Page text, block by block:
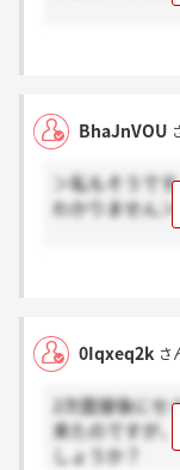
BhaJnVOU
＞私もそうで
わかりません
0Iqxeq2k さ
2次面接後にセ
来たのですが
しょうか？